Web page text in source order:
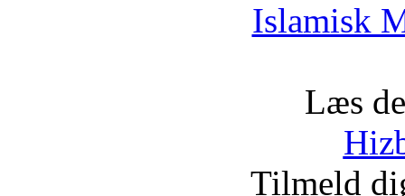
Islamisk
Læs
Tilmeld